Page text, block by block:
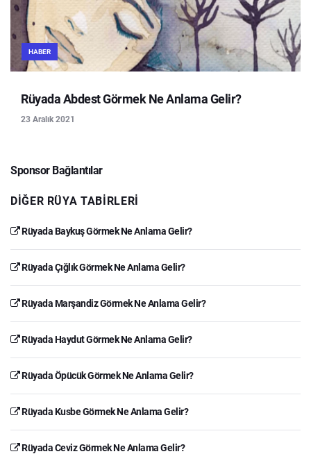
HABER
Rüyada Abdest Görmek Ne Anlama Gelir?
23 Aralık 2021
Sponsor Bağlantılar
DIĞER RÜYA TABIRLERI
Rüyada Baykuş Görmek Ne Anlama Gelir?
Rüyada Çığlık Görmek Ne Anlama Gelir?
Rüyada Marşandiz Görmek Ne Anlama Gelir?
Rüyada Haydut Görmek Ne Anlama Gelir?
Rüyada Öpücük Görmek Ne Anlama Gelir?
Rüyada Kusbe Görmek Ne Anlama Gelir?
Rüyada Ceviz Görmek Ne Anlama Gelir?